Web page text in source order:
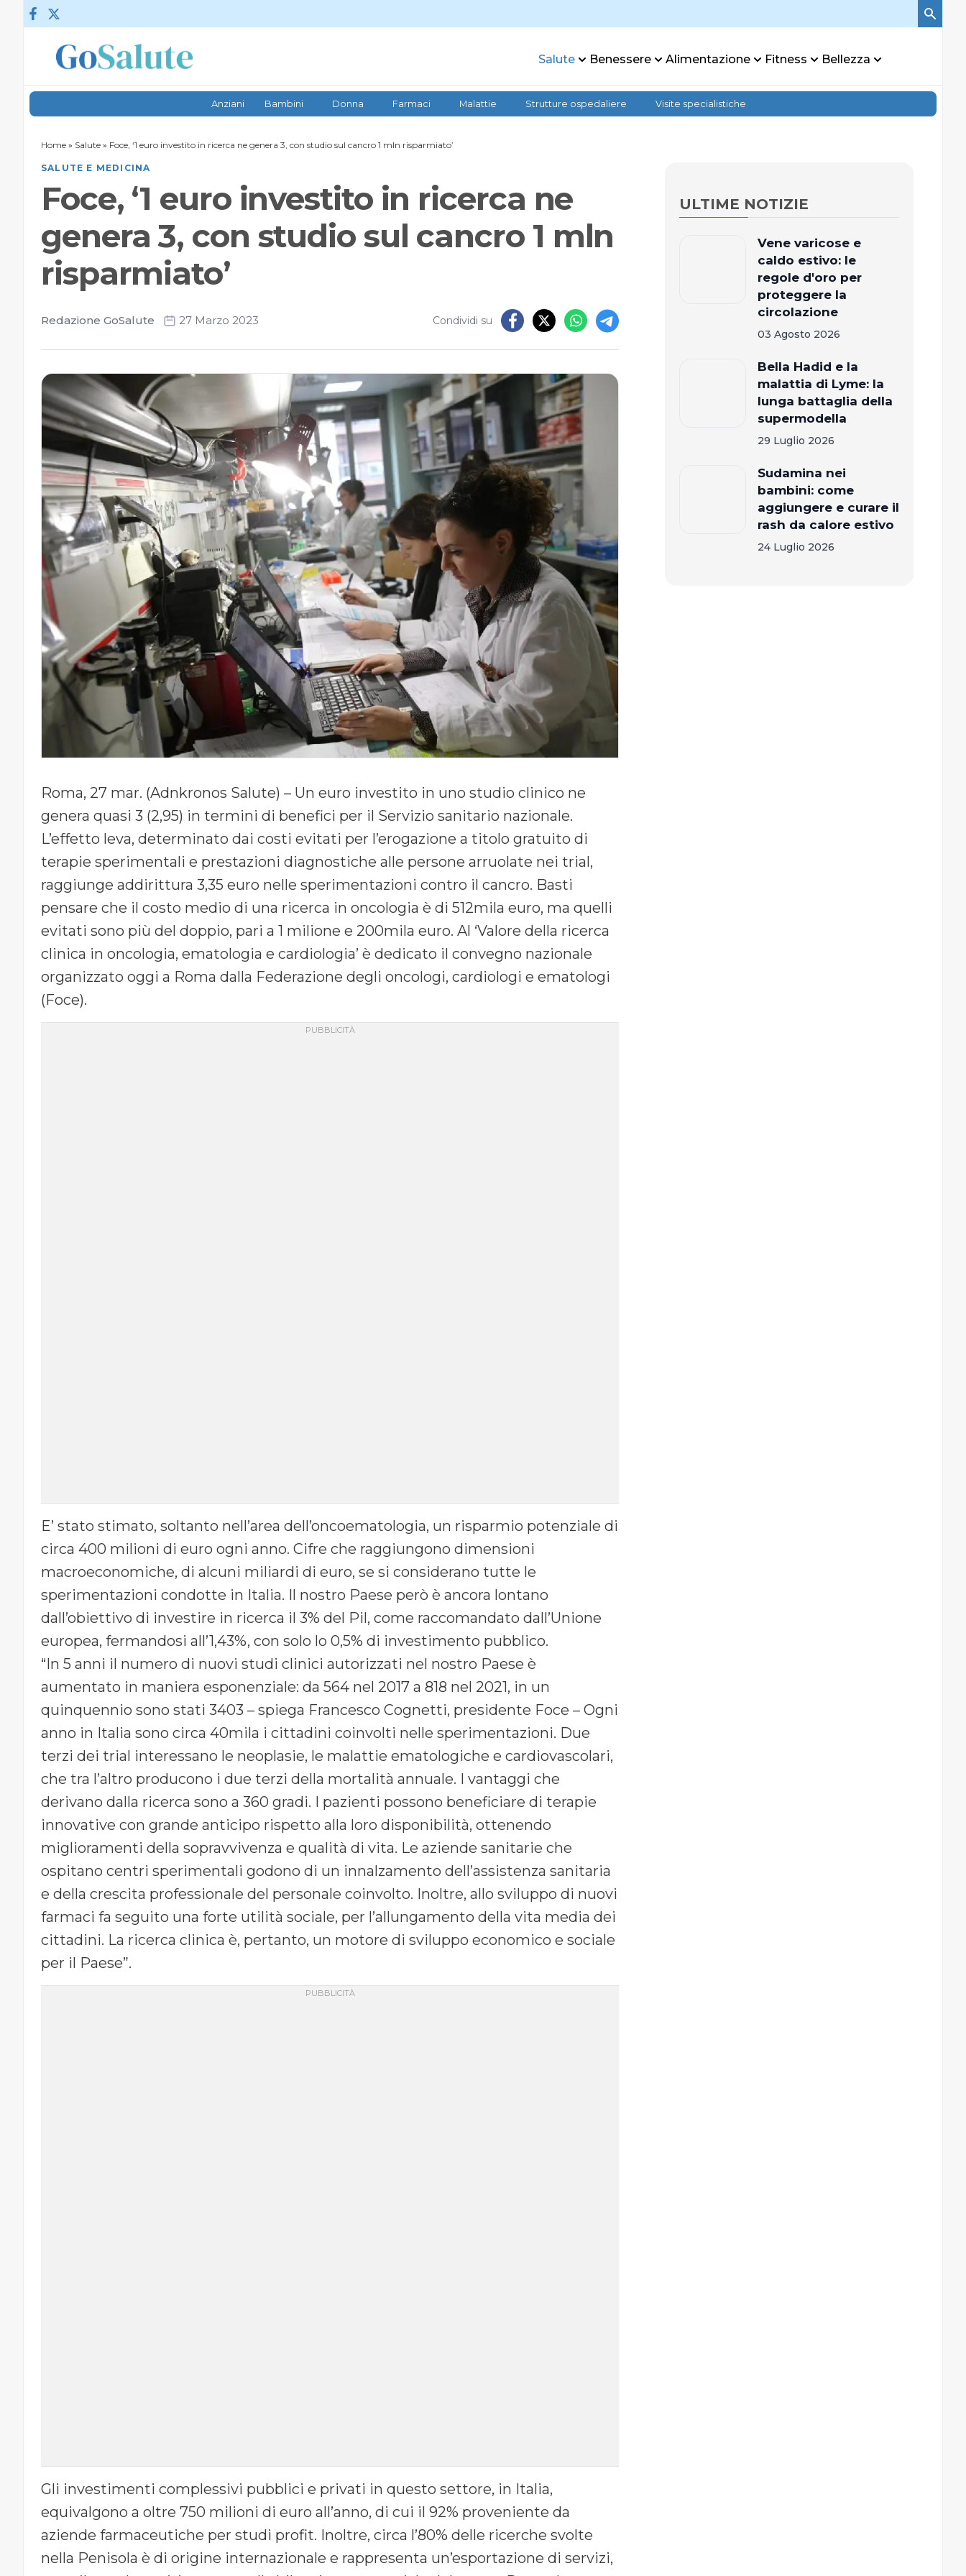
Vai al contenuto
Salute Benessere Alimentazione Fitness Bellezza
Anziani Bambini Donna Farmaci Malattie Strutture ospedaliere Visite specialistiche
Home » Salute » Foce, ‘1 euro investito in ricerca ne genera 3, con studio sul cancro 1 mln risparmiato’
SALUTE E MEDICINA
Foce, ‘1 euro investito in ricerca ne
genera 3, con studio sul cancro 1 mln
risparmiato’
Redazione GoSalute 27 Marzo 2023 Condividi su
Roma, 27 mar. (Adnkronos Salute) – Un euro investito in uno studio clinico ne
genera quasi 3 (2,95) in termini di benefici per il Servizio sanitario nazionale.
L’effetto leva, determinato dai costi evitati per l’erogazione a titolo gratuito di
terapie sperimentali e prestazioni diagnostiche alle persone arruolate nei trial,
raggiunge addirittura 3,35 euro nelle sperimentazioni contro il cancro. Basti
pensare che il costo medio di una ricerca in oncologia è di 512mila euro, ma quelli
evitati sono più del doppio, pari a 1 milione e 200mila euro. Al ‘Valore della ricerca
clinica in oncologia, ematologia e cardiologia’ è dedicato il convegno nazionale
organizzato oggi a Roma dalla Federazione degli oncologi, cardiologi e ematologi
(Foce).
E’ stato stimato, soltanto nell’area dell’oncoematologia, un risparmio potenziale di
circa 400 milioni di euro ogni anno. Cifre che raggiungono dimensioni
macroeconomiche, di alcuni miliardi di euro, se si considerano tutte le
sperimentazioni condotte in Italia. Il nostro Paese però è ancora lontano
dall’obiettivo di investire in ricerca il 3% del Pil, come raccomandato dall’Unione
europea, fermandosi all’1,43%, con solo lo 0,5% di investimento pubblico.
“In 5 anni il numero di nuovi studi clinici autorizzati nel nostro Paese è
aumentato in maniera esponenziale: da 564 nel 2017 a 818 nel 2021, in un
quinquennio sono stati 3403 – spiega Francesco Cognetti, presidente Foce – Ogni
anno in Italia sono circa 40mila i cittadini coinvolti nelle sperimentazioni. Due
terzi dei trial interessano le neoplasie, le malattie ematologiche e cardiovascolari,
che tra l’altro producono i due terzi della mortalità annuale. I vantaggi che
derivano dalla ricerca sono a 360 gradi. I pazienti possono beneficiare di terapie
innovative con grande anticipo rispetto alla loro disponibilità, ottenendo
miglioramenti della sopravvivenza e qualità di vita. Le aziende sanitarie che
ospitano centri sperimentali godono di un innalzamento dell’assistenza sanitaria
e della crescita professionale del personale coinvolto. Inoltre, allo sviluppo di nuovi
farmaci fa seguito una forte utilità sociale, per l’allungamento della vita media dei
cittadini. La ricerca clinica è, pertanto, un motore di sviluppo economico e sociale
per il Paese”.
Gli investimenti complessivi pubblici e privati in questo settore, in Italia,
equivalgono a oltre 750 milioni di euro all’anno, di cui il 92% proveniente da
aziende farmaceutiche per studi profit. Inoltre, circa l’80% delle ricerche svolte
nella Penisola è di origine internazionale e rappresenta un’esportazione di servizi,
ULTIME NOTIZIE
Vene varicose e
caldo estivo: le
regole d'oro per
proteggere la
circolazione
03 Agosto 2026
Bella Hadid e la
malattia di Lyme: la
lunga battaglia della
supermodella
29 Luglio 2026
Sudamina nei
bambini: come
aggiungere e curare il
rash da calore estivo
24 Luglio 2026